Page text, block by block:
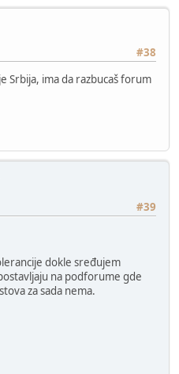
#38
Srbija, ima da razbucaš forum
#39
dokle sređujem
na podforume gde
za sada nema.